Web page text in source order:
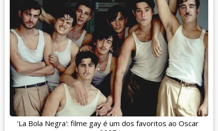
'La Bola Negra': filme gay é um dos favoritos ao Oscar